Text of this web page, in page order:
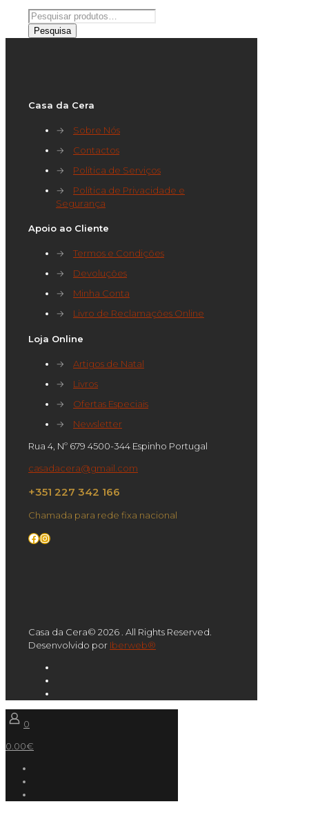
Pesquisar
por:
Pesquisa
Casa da Cera
→
Sobre Nós
→
Contactos
→
Política de Serviços
→
Política de Privacidade e
Segurança
Apoio ao Cliente
→
Termos e Condições
→
Devoluções
→
Minha Conta
→
Livro de Reclamações Online
Loja Online
→
Artigos de Natal
→
Livros
→
Ofertas Especiais
→
Newsletter
Rua 4, Nº 679 4500-344 Espinho Portugal
casadacera@gmail.com
+351 227 342 166
Chamada para rede fixa nacional
Facebook
Instagram
Casa da Cera© 2026 . All Rights Reserved.
Desenvolvido por Iberweb®
0
0.00€